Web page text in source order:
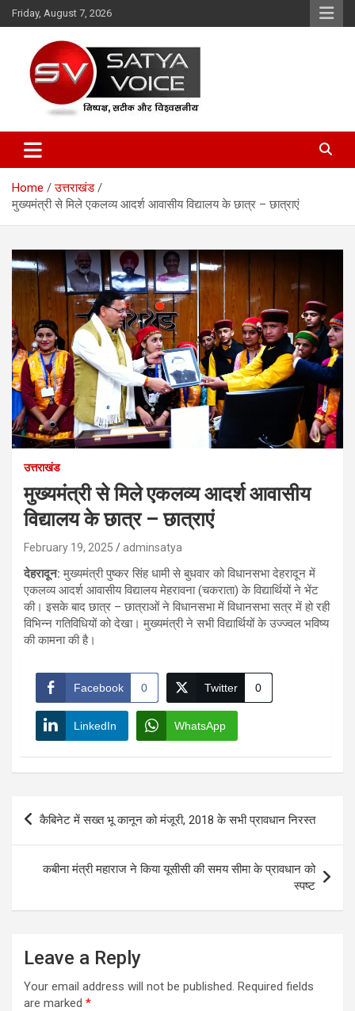
Skip
to
Friday, August 7, 2026
Satya Voice
Home
उत्तराखंड
मुख्यमंत्री से मिले एकलव्य आदर्श आवासीय विद्यालय के छात्र – छात्राएं
उत्तराखंड
मुख्यमंत्री से मिले एकलव्य आदर्श आवासीय
विद्यालय के छात्र – छात्राएं
February 19, 2025 adminsatya
देहरादून:मुख्यमंत्री पुष्कर सिंह धामी से बुधवार को विधानसभा देहरादून में
एकलव्य आदर्श आवासीय विद्यालय मेहरावना (चकराता) के विद्यार्थियों ने भेंट
की। इसके बाद छात्र – छात्राओं ने विधानसभा में विधानसभा सत्र में हो रही
विभिन्न गतिविधियों को देखा। मुख्यमंत्री ने सभी विद्यार्थियों के उज्ज्वल भविष्य
की कामना की है।
Facebook 0 Twitter 0
LinkedIn WhatsApp
Post
कैबिनेट में सख्त भू कानून को मंजूरी, 2018 के सभी प्रावधान निरस्त
कबीना मंत्री महाराज ने किया यूसीसी की समय सीमा के प्रावधान को
स्पष्ट
Leave a Reply
Your email address will not be published. Required fields
are marked *